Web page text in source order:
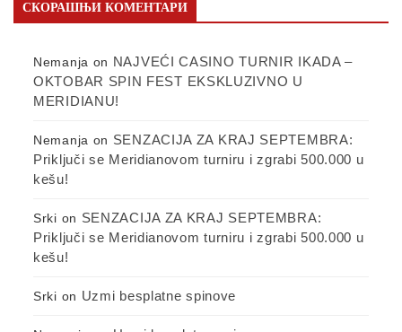
СКОРАШЊИ КОМЕНТАРИ
Nemanja on NAJVEĆI CASINO TURNIR IKADA –
OKTOBAR SPIN FEST EKSKLUZIVNO U
MERIDIANU!
Nemanja on SENZACIJA ZA KRAJ SEPTEMBRA:
Priključi se Meridianovom turniru i zgrabi 500.000 u
kešu!
Srki on SENZACIJA ZA KRAJ SEPTEMBRA:
Priključi se Meridianovom turniru i zgrabi 500.000 u
kešu!
Srki on Uzmi besplatne spinove